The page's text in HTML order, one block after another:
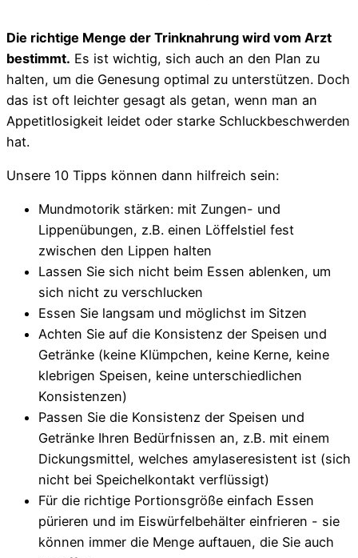
Die richtige Menge der Trinknahrung wird vom Arzt
bestimmt. Es ist wichtig, sich auch an den Plan zu
halten, um die Genesung optimal zu unterstützen. Doch
das ist oft leichter gesagt als getan, wenn man an
Appetitlosigkeit leidet oder starke Schluckbeschwerden
hat.
Unsere 10 Tipps können dann hilfreich sein:
Mundmotorik stärken: mit Zungen- und
Lippenübungen, z.B. einen Löffelstiel fest
zwischen den Lippen halten
Lassen Sie sich nicht beim Essen ablenken, um
sich nicht zu verschlucken
Essen Sie langsam und möglichst im Sitzen
Achten Sie auf die Konsistenz der Speisen und
Getränke (keine Klümpchen, keine Kerne, keine
klebrigen Speisen, keine unterschiedlichen
Konsistenzen)
Passen Sie die Konsistenz der Speisen und
Getränke Ihren Bedürfnissen an, z.B. mit einem
Dickungsmittel, welches amylaseresistent ist (sich
nicht bei Speichelkontakt verflüssigt)
Für die richtige Portionsgröße einfach Essen
pürieren und im Eiswürfelbehälter einfrieren - sie
können immer die Menge auftauen, die Sie auch